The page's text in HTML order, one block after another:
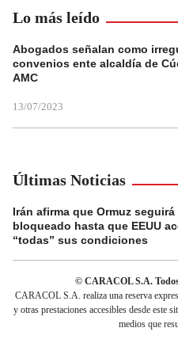
Lo más leído
Abogados señalan como
convenios ente alcaldía de
AMC
13/07/2023
Últimas Noticias
Irán afirma que Ormuz seguirá
bloqueado hasta que EEUU
“todas” sus condiciones
© CARACOL S.A.
CARACOL S.A. realiza una reserva
y otras prestaciones accesibles desde este
medios que